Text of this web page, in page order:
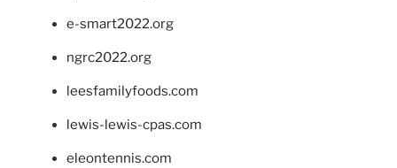
e-smart2022.org
ngrc2022.org
leesfamilyfoods.com
lewis-lewis-cpas.com
eleontennis.com